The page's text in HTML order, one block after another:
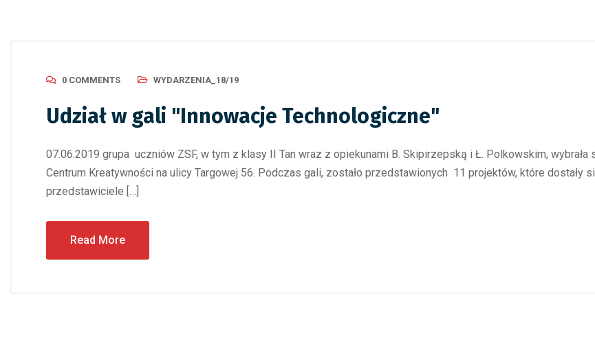
0 COMMENTS WYDARZENIA_18/19
Udział w gali "Innowacje Technologiczne"
07.06.2019 grupa uczniów ZSF, w tym z klasy II Tan wraz z opiekunami B. Skipirzepską i Ł. Polkowskim, wybrała
Centrum Kreatywności na ulicy Targowej 56. Podczas gali, zostało przedstawionych 11 projektów, które dostały
przedstawiciele […]
Read More